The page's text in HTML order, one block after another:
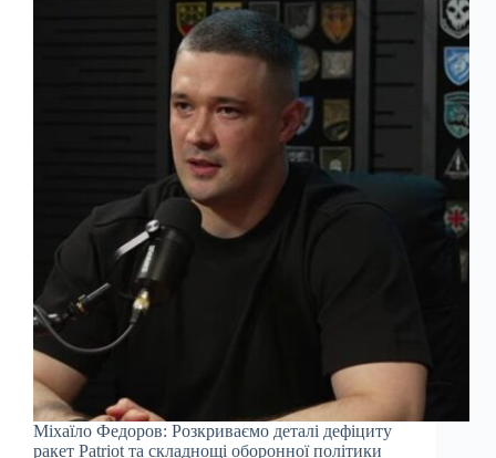
Міхаїло Федоров: Розкриваємо деталі дефіциту
ракет Patriot та складнощі оборонної політики